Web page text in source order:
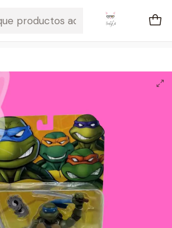
gratis en compras mayores a $2100